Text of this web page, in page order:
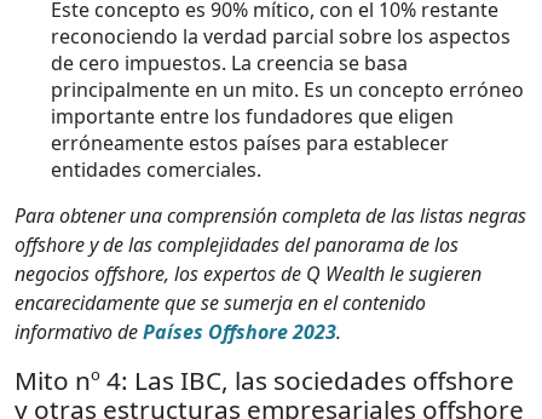
Este concepto es 90% mítico, con el 10% restante
reconociendo la verdad parcial sobre los aspectos
de cero impuestos. La creencia se basa
principalmente en un mito. Es un concepto erróneo
importante entre los fundadores que eligen
erróneamente estos países para establecer
entidades comerciales.
Para obtener una comprensión completa de las listas negras
offshore y de las complejidades del panorama de los
negocios offshore, los expertos de Q Wealth le sugieren
encarecidamente que se sumerja en el contenido
informativo dePaíses Offshore 2023.
Mito nº 4: Las IBC, las sociedades offshore
y otras estructuras empresariales offshore